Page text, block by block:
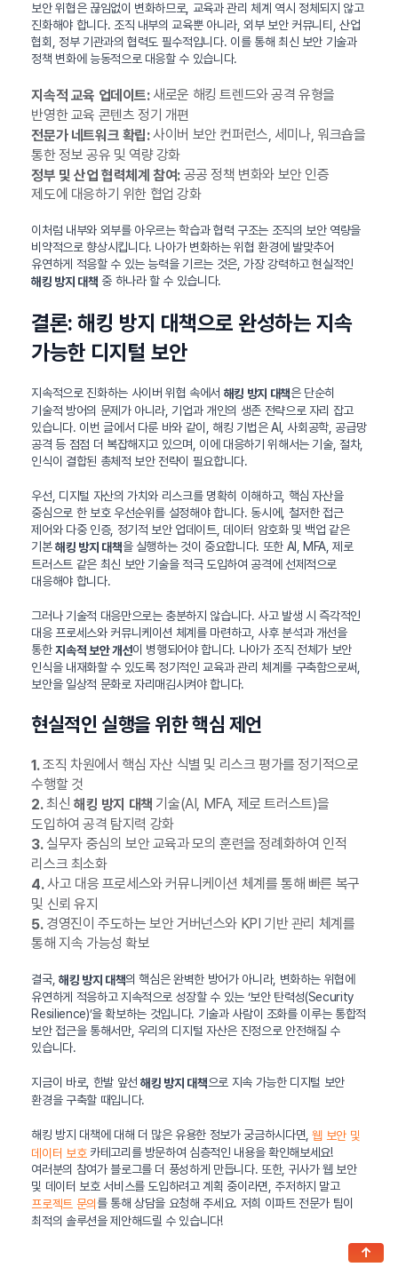
보안 위협은 끊임없이 변화하므로, 교육과 관리 체계 역시 정체되지 않고
진화해야 합니다. 조직 내부의 교육뿐 아니라, 외부 보안 커뮤니티, 산업
협회, 정부 기관과의 협력도 필수적입니다. 이를 통해 최신 보안 기술과
정책 변화에 능동적으로 대응할 수 있습니다.
지속적 교육 업데이트:새로운 해킹 트렌드와 공격 유형을
반영한 교육 콘텐츠 정기 개편
전문가 네트워크 확립:사이버 보안 컨퍼런스, 세미나, 워크숍을
통한 정보 공유 및 역량 강화
정부 및 산업 협력체계 참여:공공 정책 변화와 보안 인증
제도에 대응하기 위한 협업 강화
이처럼 내부와 외부를 아우르는 학습과 협력 구조는 조직의 보안 역량을
비약적으로 향상시킵니다. 나아가 변화하는 위협 환경에 발맞추어
유연하게 적응할 수 있는 능력을 기르는 것은, 가장 강력하고 현실적인
해킹 방지 대책 중 하나라 할 수 있습니다.
결론: 해킹 방지 대책으로 완성하는 지속
가능한 디지털 보안
지속적으로 진화하는 사이버 위협 속에서 해킹 방지 대책은 단순히
기술적 방어의 문제가 아니라, 기업과 개인의 생존 전략으로 자리 잡고
있습니다. 이번 글에서 다룬 바와 같이, 해킹 기법은 AI, 사회공학, 공급망
공격 등 점점 더 복잡해지고 있으며, 이에 대응하기 위해서는 기술, 절차,
인식이 결합된 총체적 보안 전략이 필요합니다.
우선, 디지털 자산의 가치와 리스크를 명확히 이해하고, 핵심 자산을
중심으로 한 보호 우선순위를 설정해야 합니다. 동시에, 철저한 접근
제어와 다중 인증, 정기적 보안 업데이트, 데이터 암호화 및 백업 같은
기본해킹 방지 대책을 실행하는 것이 중요합니다. 또한 AI, MFA, 제로
트러스트 같은 최신 보안 기술을 적극 도입하여 공격에 선제적으로
대응해야 합니다.
그러나 기술적 대응만으로는 충분하지 않습니다. 사고 발생 시 즉각적인
대응 프로세스와 커뮤니케이션 체계를 마련하고, 사후 분석과 개선을
통한지속적 보안 개선이 병행되어야 합니다. 나아가 조직 전체가 보안
인식을 내재화할 수 있도록 정기적인 교육과 관리 체계를 구축함으로써,
보안을 일상적 문화로 자리매김시켜야 합니다.
현실적인 실행을 위한 핵심 제언
1.조직 차원에서 핵심 자산 식별 및 리스크 평가를 정기적으로
수행할 것
2.최신 해킹 방지 대책 기술(AI, MFA, 제로 트러스트)을
도입하여 공격 탐지력 강화
3.실무자 중심의 보안 교육과 모의 훈련을 정례화하여 인적
리스크 최소화
4.사고 대응 프로세스와 커뮤니케이션 체계를 통해 빠른 복구
및 신뢰 유지
5. 경영진이 주도하는 보안 거버넌스와 KPI 기반 관리 체계를
통해 지속 가능성 확보
결국, 해킹 방지 대책의 핵심은 완벽한 방어가 아니라, 변화하는 위협에
유연하게 적응하고 지속적으로 성장할 수 있는 ‘보안 탄력성(Security
Resilience)’을 확보하는 것입니다. 기술과 사람이 조화를 이루는 통합적
보안 접근을 통해서만, 우리의 디지털 자산은 진정으로 안전해질 수
있습니다.
지금이 바로, 한발 앞선해킹 방지 대책으로 지속 가능한 디지털 보안
환경을 구축할 때입니다.
해킹 방지 대책에 대해 더 많은 유용한 정보가 궁금하시다면,웹 보안 및
데이터 보호카테고리를 방문하여 심층적인 내용을 확인해보세요!
여러분의 참여가 블로그를 더 풍성하게 만듭니다. 또한, 귀사가 웹 보안
및 데이터 보호 서비스를 도입하려고 계획 중이라면, 주저하지 말고
프로젝트 문의 를 통해 상담을 요청해 주세요. 저희 이파트 전문가 팀이
최적의 솔루션을 제안해드릴 수 있습니다!
↑